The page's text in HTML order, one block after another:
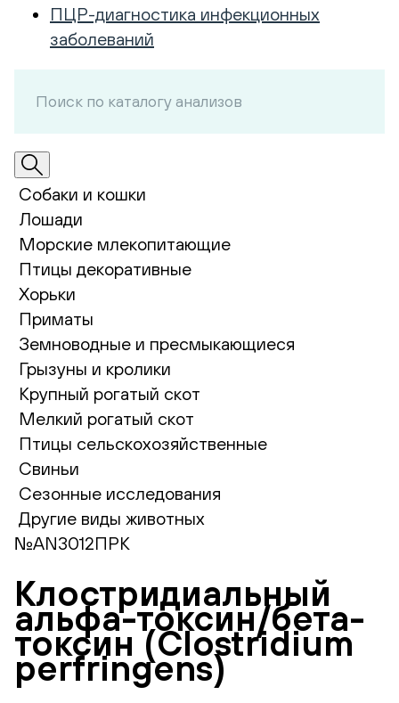
ПЦР-диагностика инфекционных
заболеваний
Собаки и кошки
Лошади
Морские млекопитающие
Птицы декоративные
Хорьки
Приматы
Земноводные и пресмыкающиеся
Грызуны и кролики
Крупный рогатый скот
Мелкий рогатый скот
Птицы сельскохозяйственные
Свиньи
Сезонные исследования
Другие виды животных
№AN3012ПРК
Клостридиальный
альфа-токсин/бета-
токсин (Clostridium
perfringens)